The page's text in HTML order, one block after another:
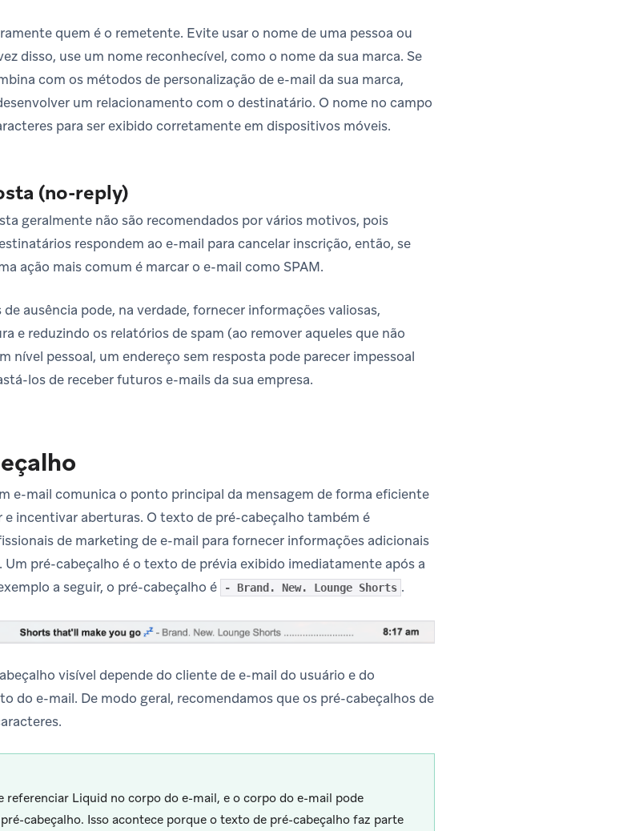
quem é o remetente. Evite usar o nome de uma pessoa ou
disso, use um nome reconhecível, como o nome da sua marca. Se
com os métodos de personalização de e-mail da sua marca,
um relacionamento com o destinatário. O nome no campo
para ser exibido corretamente em dispositivos móveis.
(no-reply)
geralmente não são recomendados por vários motivos, pois
respondem ao e-mail para cancelar inscrição, então, se
ação mais comum é marcar o e-mail como SPAM.
ausência pode, na verdade, fornecer informações valiosas,
e reduzindo os relatórios de spam (ao remover aqueles que não
nível pessoal, um endereço sem resposta pode parecer impessoal
los de receber futuros e-mails da sua empresa.
e-mail comunica o ponto principal da mensagem de forma eficiente
incentivar aberturas. O texto de pré-cabeçalho também é
de marketing de e-mail para fornecer informações adicionais
pré-cabeçalho é o texto de prévia exibido imediatamente após a
a seguir, o pré-cabeçalho é
- Brand. New. Lounge Shorts .
visível depende do cliente de e-mail do usuário e do
do e-mail. De modo geral, recomendamos que os pré-cabeçalhos de
referenciar Liquid no corpo do e-mail, e o corpo do e-mail pode
cabeçalho. Isso acontece porque o texto de pré-cabeçalho faz parte